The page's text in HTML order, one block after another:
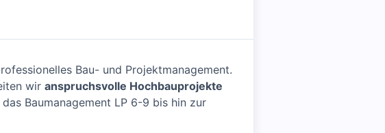
Bau- und Projektmanagement.
wir anspruchsvolle Hochbauprojekte
Baumanagement LP 6-9 bis hin zur